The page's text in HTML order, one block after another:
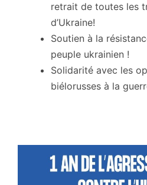
retrait de toutes les
d’Ukraine!
Soutien à la
peuple ukrainien !
Solidarité avec les
biélorusses à la